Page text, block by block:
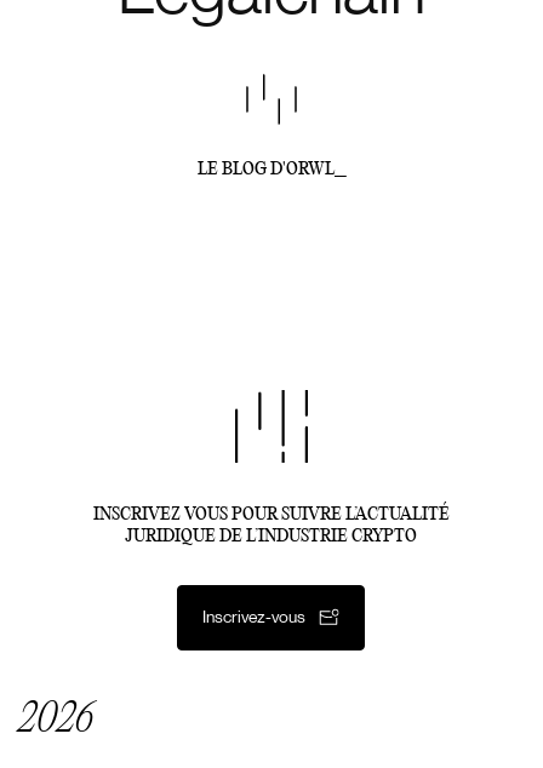
LE BLOG D'ORWL_
INSCRIVEZ VOUS POUR SUIVRE L’ACTUALITÉ
JURIDIQUE DE L’INDUSTRIE CRYPTO
Inscrivez-vous
2026